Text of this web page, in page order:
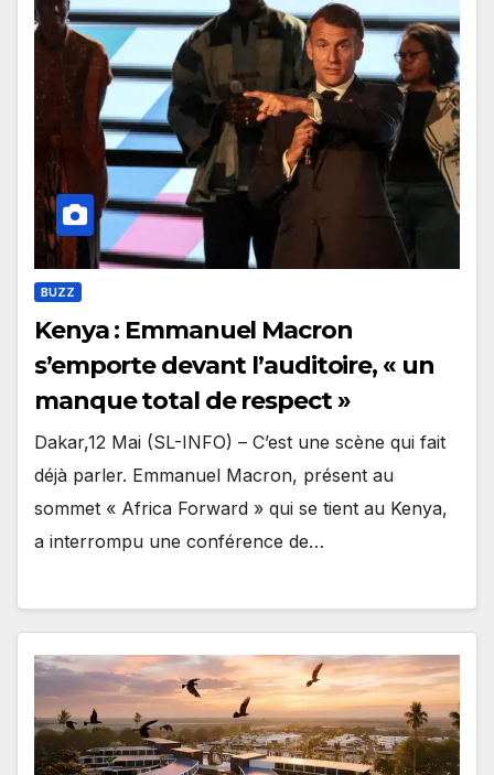
BUZZ
Kenya : Emmanuel Macron
s’emporte devant l’auditoire, « un
manque total de respect »
Dakar,12 Mai (SL-INFO) – C’est une scène qui fait
déjà parler. Emmanuel Macron, présent au
sommet « Africa Forward » qui se tient au Kenya,
a interrompu une conférence de…